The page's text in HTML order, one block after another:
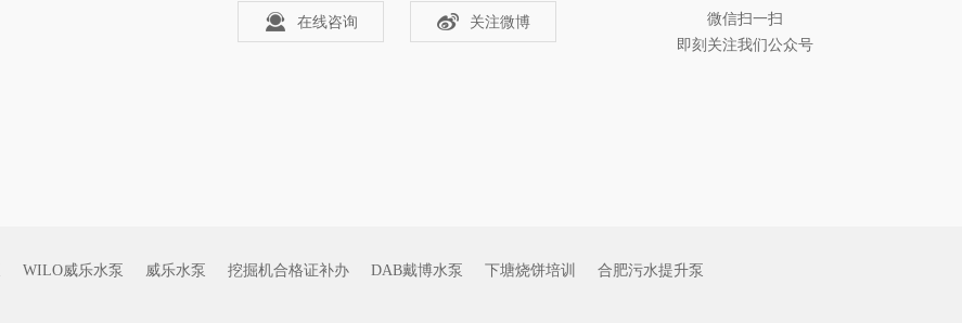
在线咨询 关注微博
微信扫一扫
即刻关注我们公众号
WILO威乐水泵 威乐水泵 挖掘机合格证补办 DAB戴博水泵 下塘烧饼培训
合肥污水提升泵